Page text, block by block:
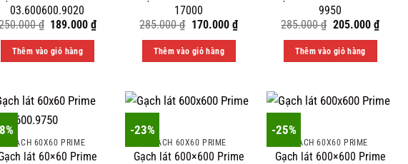
03.600600.9020
₫ Original
was:
250.000 ₫.
189.000₫Current
Thêm vào giỏ hàng
17000
285.000₫ Original
was:
285.000 ₫.
170.000₫Current
Thêm vào giỏ hàng
9950
285.000₫ Original
was:
285.000 ₫.
205.000₫Current
Thêm vào giỏ hàng
GẠCH 60X60 PRIME
lát 60×60 Prime
-23%
GẠCH 60X60 PRIME
Gạch lát 600×600 Prime
-25%
GẠCH 60X60 PRIME
Gạch lát 600×600 Prime